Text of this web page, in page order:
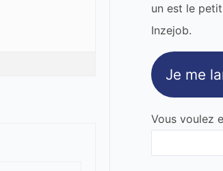
un est le
Inzejob.
Je me
Vous voulez